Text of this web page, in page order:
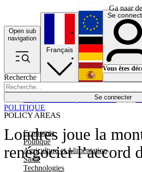
Ga naar
Open sub
navigation
Recherche
Se connecter
POLICY AREAS
Economie
Politique
Agriculture et Alimentation
Santé
Technologies
Économie
Français
English
Deutsch
Español
Se
Vous êtes
Londres joue la
renégocier l’accord
POLITIQUE